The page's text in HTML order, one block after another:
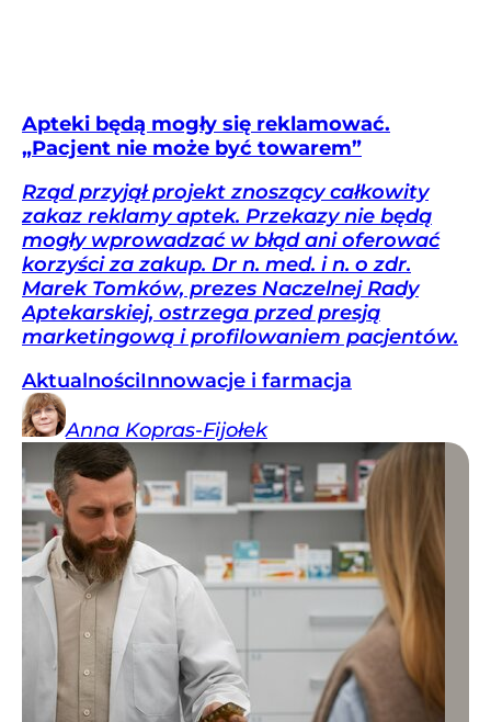
Apteki będą mogły się reklamować.
„Pacjent nie może być towarem”
Rząd przyjął projekt znoszący całkowity
zakaz reklamy aptek. Przekazy nie będą
mogły wprowadzać w błąd ani oferować
korzyści za zakup. Dr n. med. i n. o zdr.
Marek Tomków, prezes Naczelnej Rady
Aptekarskiej, ostrzega przed presją
marketingową i profilowaniem pacjentów.
AktualnościInnowacje i farmacja
Anna Kopras-Fijołek